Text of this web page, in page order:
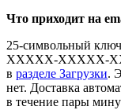
Что приходит на
25-символьный
XXXXX-XXXXX-
в разделе Загрузки.
нет. Доставка
в течение пары